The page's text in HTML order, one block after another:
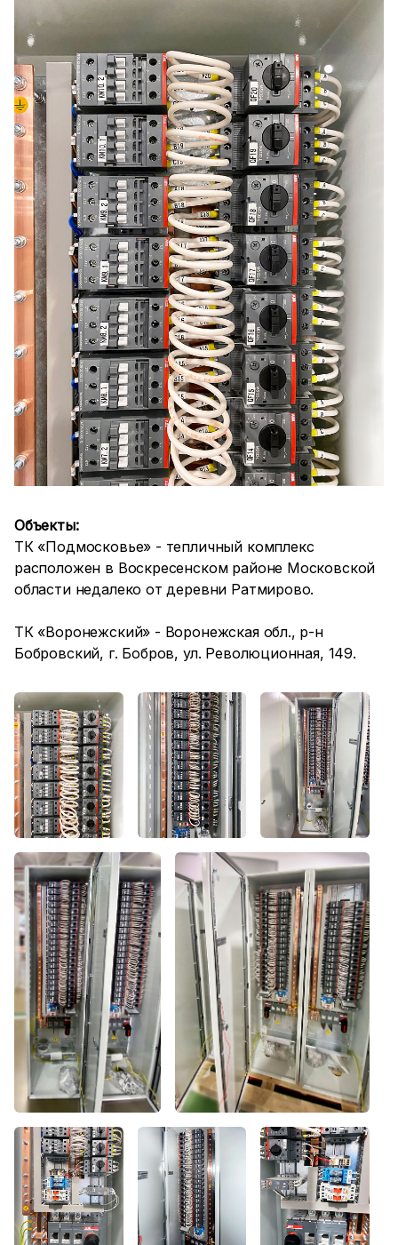
Объекты:
ТК «Подмосковье» - тепличный комплекс
расположен в Воскресенском районе Московской
области недалеко от деревни Ратмирово.
ТК «Воронежский» - Воронежская обл., р-н
Бобровский, г. Бобров, ул. Революционная, 149.